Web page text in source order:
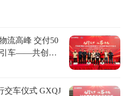
流高峰 交付50
引车——共创高
交车仪式 GXQJ